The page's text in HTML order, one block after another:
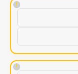
!
!